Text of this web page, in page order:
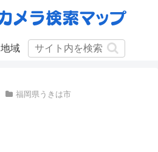
地域
福岡県うきは市